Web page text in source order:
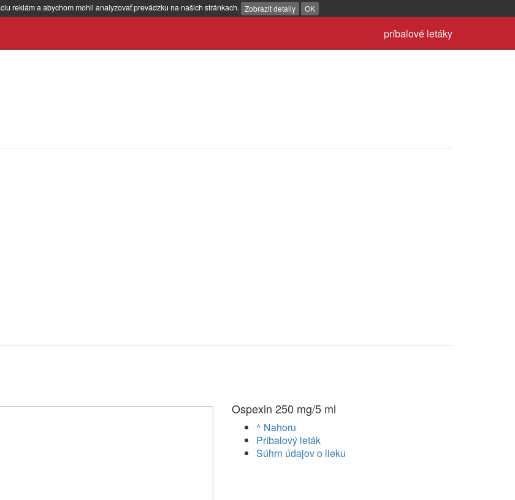
reklám a abychom mohli analyzovať prevádzku na našich stránkach. Zobrazit detaily OK
príbalové letáky
Ospexin 250 mg/5 ml
^ Nahoru
Príbalový leták
Súhrn údajov o lieku